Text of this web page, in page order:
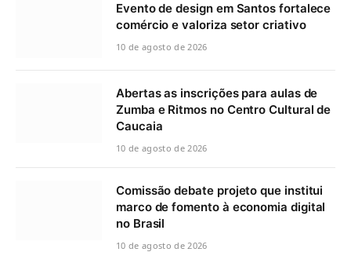
Evento de design em Santos fortalece
comércio e valoriza setor criativo
10 de agosto de 2026
Abertas as inscrições para aulas de
Zumba e Ritmos no Centro Cultural de
Caucaia
10 de agosto de 2026
Comissão debate projeto que institui
marco de fomento à economia digital
no Brasil
10 de agosto de 2026